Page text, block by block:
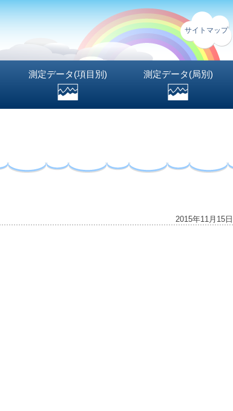
サイトマップ
測定データ(項目別) 測定データ(局別)
2015年11月15日